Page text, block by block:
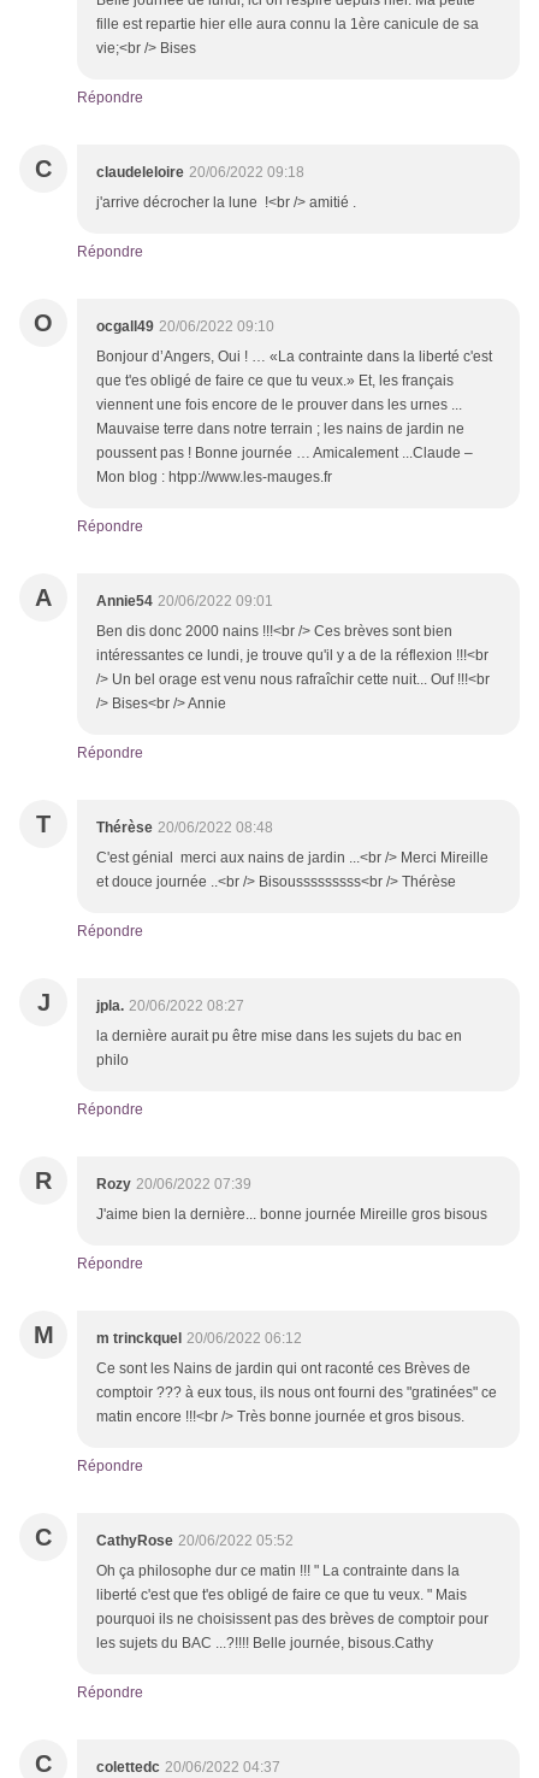
fille est repartie hier elle aura connu la 1ère canicule de sa
vie;<br /> Bises
Répondre
C claudeleloire 20/06/2022 09:18
j'arrive décrocher la lune !<br /> amitié .
Répondre
O ocgall49 20/06/2022 09:10
Bonjour d’Angers, Oui ! … «La contrainte dans la liberté c'est
que t'es obligé de faire ce que tu veux.» Et, les français
viennent une fois encore de le prouver dans les urnes ...
Mauvaise terre dans notre terrain ; les nains de jardin ne
poussent pas ! Bonne journée … Amicalement ...Claude –
Mon blog : htpp://www.les-mauges.fr
Répondre
A Annie54 20/06/2022 09:01
Ben dis donc 2000 nains !!!<br /> Ces brèves sont bien
intéressantes ce lundi, je trouve qu'il y a de la réflexion !!!<br
/> Un bel orage est venu nous rafraîchir cette nuit... Ouf !!!<br
/> Bises<br /> Annie
Répondre
T Thérèse 20/06/2022 08:48
C'est génial merci aux nains de jardin ...<br /> Merci Mireille
et douce journée ..<br /> Bisousssssssss<br /> Thérèse
Répondre
J jpla. 20/06/2022 08:27
la dernière aurait pu être mise dans les sujets du bac en
philo
Répondre
R Rozy 20/06/2022 07:39
J'aime bien la dernière... bonne journée Mireille gros bisous
Répondre
M m trinckquel 20/06/2022 06:12
Ce sont les Nains de jardin qui ont raconté ces Brèves de
comptoir ??? à eux tous, ils nous ont fourni des "gratinées" ce
matin encore !!!<br /> Très bonne journée et gros bisous.
Répondre
C CathyRose 20/06/2022 05:52
Oh ça philosophe dur ce matin !!! " La contrainte dans la
liberté c'est que t'es obligé de faire ce que tu veux. " Mais
pourquoi ils ne choisissent pas des brèves de comptoir pour
les sujets du BAC ...?!!!! Belle journée, bisous.Cathy
Répondre
C colettedc 20/06/2022 04:37